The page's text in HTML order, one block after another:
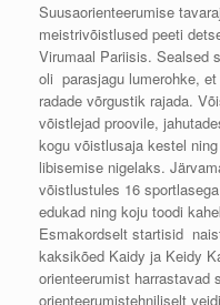
Suusaorienteerumise
meistrivõistlused peeti
Virumaal Pariisis. Sealsed
oli parasjagu lumerohke,
radade võrgustik rajada.
võistlejad proovile,
kogu võistlusaja kestel
libisemise nigelaks.
võistlustules 16
edukad ning koju toodi
Esmakordselt startisid
kaksikõed Kaidy ja Keidy
orienteerumist harrastavad
orienteerumistehniliselt